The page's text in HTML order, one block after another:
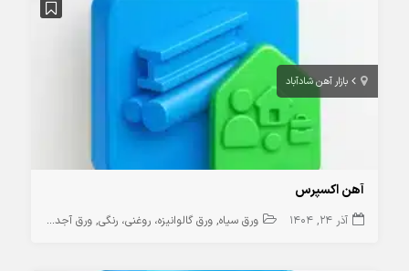
بازار آهن شادآباد
آهن اکسپرس
آذر 24, 1404 ورق سیاه ورق گالوانیزه، روغنی، رنگی ورق آجدار